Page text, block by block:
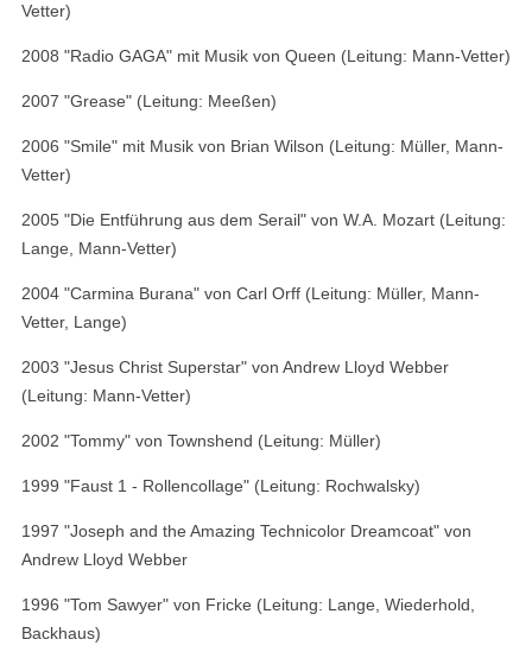
Vetter)
2008 "Radio GAGA" mit Musik von Queen (Leitung: Mann-Vetter)
2007 "Grease" (Leitung: Meeßen)
2006 "Smile" mit Musik von Brian Wilson (Leitung: Müller, Mann-
Vetter)
2005 "Die Entführung aus dem Serail" von W.A. Mozart (Leitung:
Lange, Mann-Vetter)
2004 "Carmina Burana" von Carl Orff (Leitung: Müller, Mann-
Vetter, Lange)
2003 "Jesus Christ Superstar" von Andrew Lloyd Webber
(Leitung: Mann-Vetter)
2002 "Tommy" von Townshend (Leitung: Müller)
1999 "Faust 1 - Rollencollage" (Leitung: Rochwalsky)
1997 "Joseph and the Amazing Technicolor Dreamcoat" von
Andrew Lloyd Webber
1996 "Tom Sawyer" von Fricke (Leitung: Lange, Wiederhold,
Backhaus)